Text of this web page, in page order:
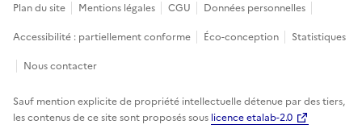
Plan du site Mentions légales CGU
Données personnelles
Accessibilité : partiellement conforme
Éco-conception
Statistiques
Nous contacter
Sauf mention explicite de propriété intellectuelle détenue par des tiers,
les contenus de ce site sont proposés sous licence etalab-2.0